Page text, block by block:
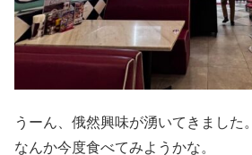
うーん、俄然興味が湧いてきました。
なんか今度食べてみようかな。